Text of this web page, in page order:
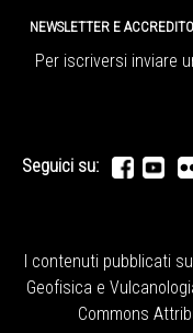
NEWSLETTER E ACCREDITO
Per iscriversi inviare
Seguici su:
I contenuti pubblicati
Geofisica e
Commons